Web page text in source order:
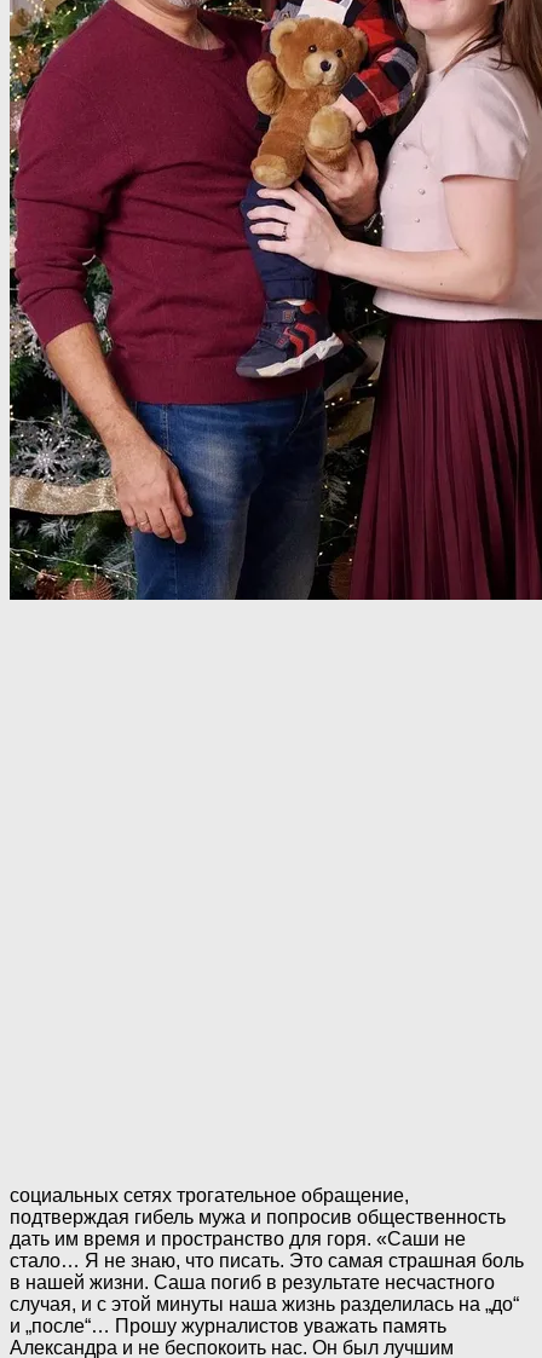
социальных сетях трогательное обращение,
подтверждая гибель мужа и попросив общественность
дать им время и пространство для горя. «Саши не
стало… Я не знаю, что писать. Это самая страшная боль
в нашей жизни. Саша погиб в результате несчастного
случая, и с этой минуты наша жизнь разделилась на „до“
и „после“… Прошу журналистов уважать память
Александра и не беспокоить нас. Он был лучшим